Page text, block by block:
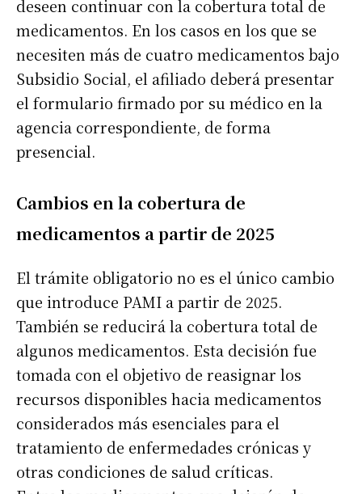
deseen continuar con la cobertura total de
medicamentos. En los casos en los que se
necesiten más de cuatro medicamentos bajo
Subsidio Social, el afiliado deberá presentar
el formulario firmado por su médico en la
agencia correspondiente, de forma
presencial.
Cambios en la cobertura de
medicamentos a partir de 2025
El trámite obligatorio no es el único cambio
que introduce PAMI a partir de 2025.
También se reducirá la cobertura total de
algunos medicamentos. Esta decisión fue
tomada con el objetivo de reasignar los
recursos disponibles hacia medicamentos
considerados más esenciales para el
tratamiento de enfermedades crónicas y
otras condiciones de salud críticas.